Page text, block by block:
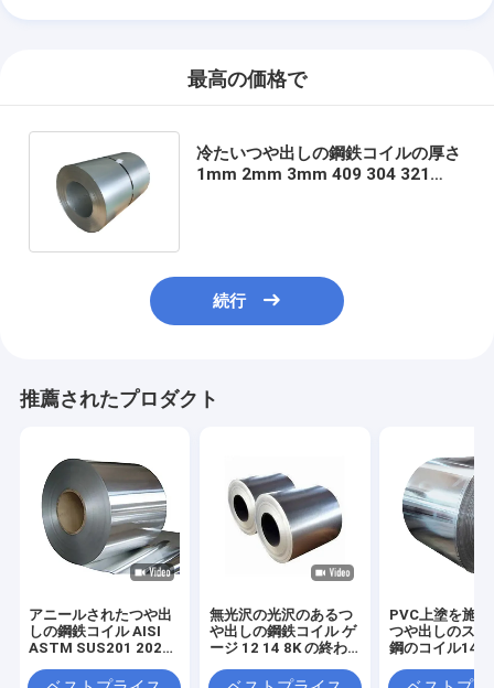
最高の価格で
冷たいつや出しの鋼鉄コイルの厚さ
1mm 2mm 3mm 409 304 321
続行
推薦されたプロダクト
アニールされたつや出
しの鋼鉄コイル AISI
ASTM SUS201 202
ストリップ
無光沢の光沢のあるつ
や出しの鋼鉄コイル ゲ
ージ 12 14 8K の終わ
316Ti のストリップ
PVC上塗を施
つや出しのステ
鋼のコイル14/
316N